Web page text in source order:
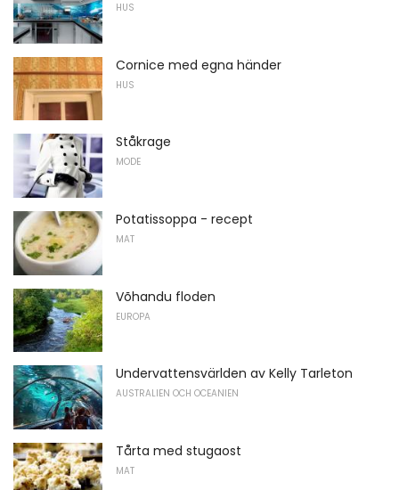
HUS
Cornice med egna händer
HUS
Ståkrage
MODE
Potatissoppa - recept
MAT
Võhandu floden
EUROPA
Undervattensvärlden av Kelly Tarleton
AUSTRALIEN OCH OCEANIEN
Tårta med stugaost
MAT